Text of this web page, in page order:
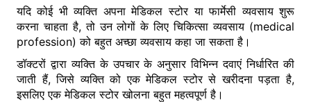
यदि कोई भी व्यक्ति अपना मेडिकल स्टोर या फार्मेसी व्यवसाय शुरू
करना चाहता है, तो उन लोगों के लिए चिकित्सा व्यवसाय (medical
profession) को बहुत अच्छा व्यवसाय कहा जा सकता है।
डॉक्टरों द्वारा व्यक्ति के उपचार के अनुसार विभिन्न दवाएं निर्धारित की
जाती हैं, जिसे व्यक्ति को एक मेडिकल स्टोर से खरीदना पड़ता है,
इसलिए एक मेडिकल स्टोर खोलना बहुत महत्वपूर्ण है।